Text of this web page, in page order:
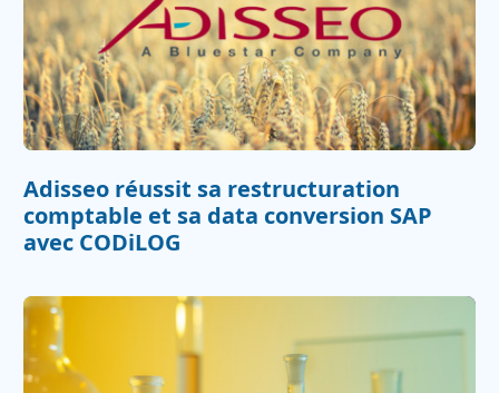
Adisseo réussit sa restructuration
comptable et sa data conversion SAP
avec CODiLOG